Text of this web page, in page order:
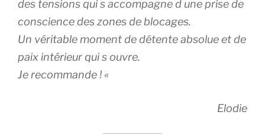
des tensions qui s accompagne d une prise de
conscience des zones de blocages.
Un véritable moment de détente absolue et de
paix intérieur qui s ouvre.
Je recommande ! «
Elodie